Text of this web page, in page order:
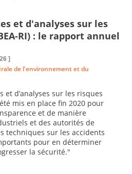
et d'analyses sur les
RI) : le rapport annuel
]
de l'environnement et du
et d’analyses sur les risques
mis en place fin 2020 pour
et de manière
et des autorités de
techniques sur les accidents
pour en déterminer
la sécurité."